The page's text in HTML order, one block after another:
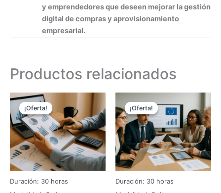
y emprendedores que deseen mejorar la gestión
digital de compras y aprovisionamiento
empresarial.
Productos relacionados
¡Oferta!
Duración: 30 horas
¡Oferta!
El
precio
original
era:
106,25 €.
actual
es:
85,00 €.
¡Oferta!
Duración: 30 horas
¡Oferta!precio
original
era:
106,25 €.
precio
actual
es:
85,00 €.